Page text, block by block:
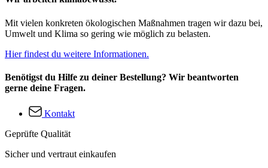
Mit vielen konkreten ökologischen Maßnahmen tragen wir dazu bei,
Umwelt und Klima so gering wie möglich zu belasten.
Hier findest du weitere Informationen.
Benötigst du Hilfe zu deiner Bestellung? Wir beantworten
gerne deine Fragen.
Kontakt
Geprüfte Qualität
Sicher und vertraut einkaufen